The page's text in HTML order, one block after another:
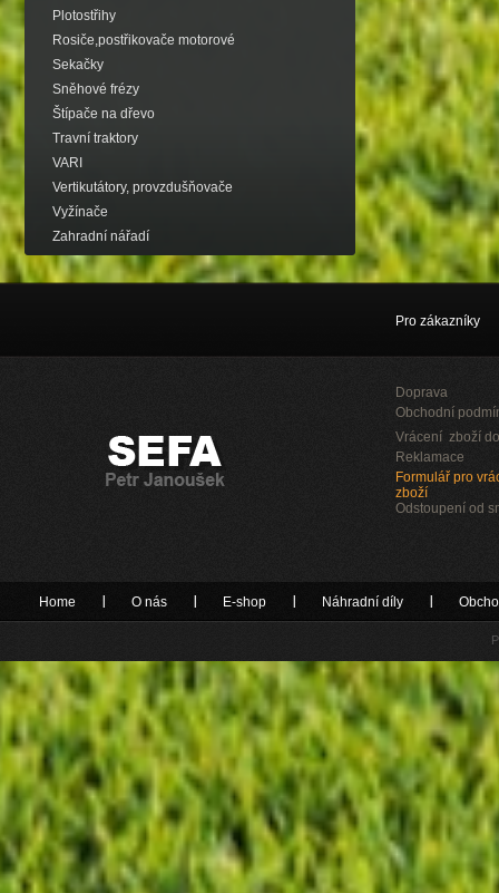
Plotostřihy
Rosiče,postřikovače motorové
Sekačky
Sněhové frézy
Štípače na dřevo
Travní traktory
VARI
Vertikutátory, provzdušňovače
Vyžínače
Zahradní nářadí
Pro zákazníky
Doprava
Obchodní
Vrácení zboží
Reklamace
Formulář pro
zboží
Odstoupení od
Home O nás E-shop Náhradní díly